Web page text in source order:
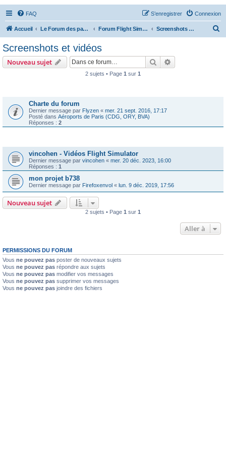
FAQ Connexion
S’enregistrer
Accueil Le Forum des passionnés d'aviation Forum Flight Simulator Screenshots et vidéos
Screenshots et vidéos
Nouveau sujet Rechercher
2 sujets • Page 1 sur 1
Charte du forum
Dernier message par Flyzen « mer. 21 sept. 2016, 17:17
Posté dans Aéroports de Paris (CDG, ORY, BVA)
Réponses : 2
vincohen - Vidéos Flight Simulator
Dernier message par vincohen « mer. 20 déc. 2023, 16:00
Réponses : 1
mon projet b738
Dernier message par Firefoxenvol « lun. 9 déc. 2019, 17:56
Nouveau sujet
2 sujets • Page 1 sur 1
Aller à
PERMISSIONS DU FORUM
Vous ne pouvez pas poster de nouveaux sujets
Vous ne pouvez pas répondre aux sujets
Vous ne pouvez pas modifier vos messages
Vous ne pouvez pas supprimer vos messages
Vous ne pouvez pas joindre des fichiers